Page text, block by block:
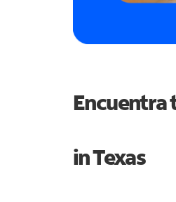
Encuentra
in Texas